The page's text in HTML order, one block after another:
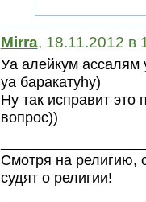
Mirra, 18.11.2012 в
Уа алейкум ассалям
уа баракатуhу)
Ну так исправит это
вопрос))
Смотря на религию,
судят о религии!